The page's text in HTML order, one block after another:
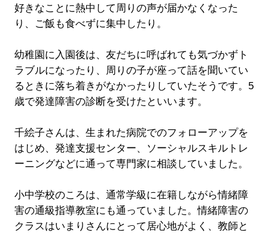
好きなことに熱中して周りの声が届かなくなった
り、ご飯も食べずに集中したり。
幼稚園に入園後は、友だちに呼ばれても気づかずト
ラブルになったり、周りの子が座って話を聞いてい
るときに落ち着きがなかったりしていたそうです。5
歳で発達障害の診断を受けたといいます。
千絵子さんは、生まれた病院でのフォローアップを
はじめ、発達支援センター、ソーシャルスキルトレ
ーニングなどに通って専門家に相談していました。
小中学校のころは、通常学級に在籍しながら情緒障
害の通級指導教室にも通っていました。情緒障害の
クラスはいまりさんにとって居心地がよく、教師と